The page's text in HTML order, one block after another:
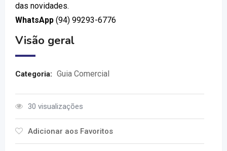
das novidades.
WhatsApp (94) 99293-6776
Visão geral
Categoria: Guia Comercial
30 visualizações
Adicionar aos Favoritos